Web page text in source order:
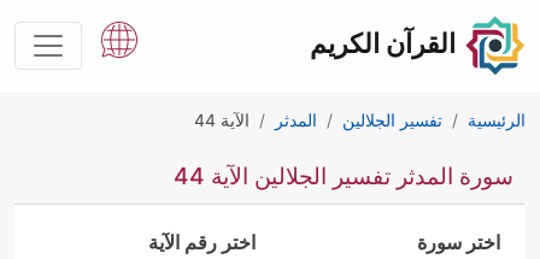
القرآن الكريم
الرئيسية تفسير الجلالين المدثر الآية 44
سورة المدثر تفسير الجلالين الآية 44
اختر سورة اختر رقم الآية